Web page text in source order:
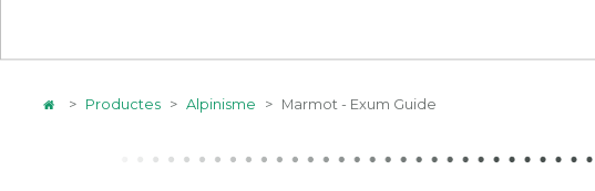
> Productes > Alpinisme > Marmot - Exum Guide